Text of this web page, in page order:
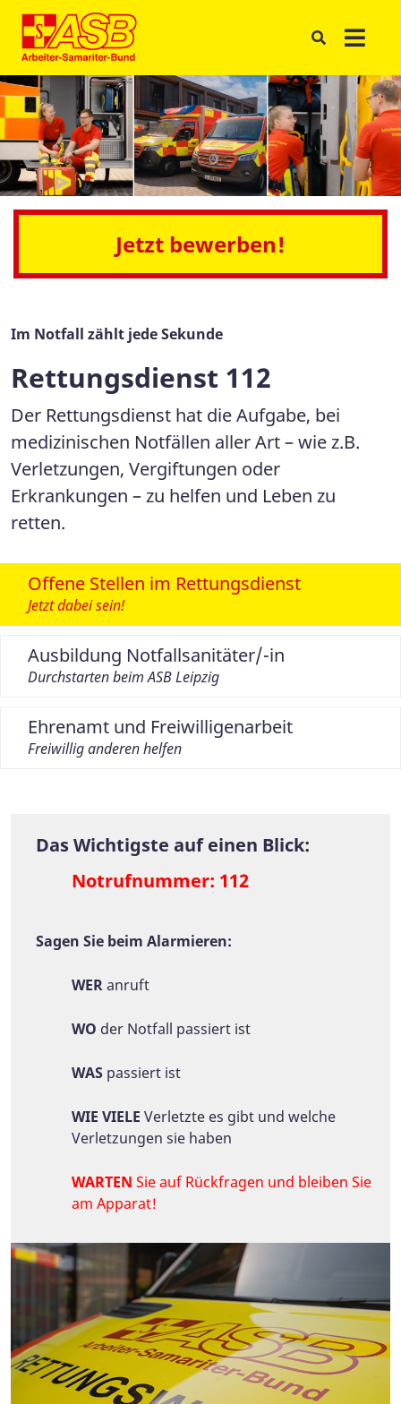
Jetzt bewerben!
Im Notfall zählt jede Sekunde
Rettungsdienst 112
Der Rettungsdienst hat die Aufgabe, bei
medizinischen Notfällen aller Art – wie z.B.
Verletzungen, Vergiftungen oder
Erkrankungen – zu helfen und Leben zu
retten.
Offene Stellen im Rettungsdienst
Jetzt dabei sein!
Ausbildung Notfallsanitäter/-in
Durchstarten beim ASB Leipzig
Ehrenamt und Freiwilligenarbeit
Freiwillig anderen helfen
Das Wichtigste auf einen Blick:
Notrufnummer: 112
Sagen Sie beim Alarmieren:
WERanruft
WO der Notfall passiert ist
WAS passiert ist
WIE VIELE Verletzte es gibt und welche
Verletzungen sie haben
WARTEN Sie auf Rückfragen und bleiben Sie
am Apparat!